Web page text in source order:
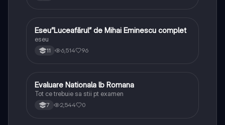
Limba și literatura română
Eseu”Luceafărul” de Mihai Eminescu complet
eseu
11 6,514 96
Limba și literatura română
Evaluare Nationala lb Romana
Tot ce trebuie sa stii pt examen
7 2,544 0